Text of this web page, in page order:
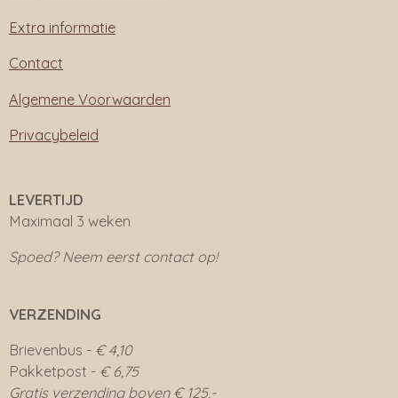
Extra informatie
Contact
Algemene Voorwaarden
Privacybeleid
LEVERTIJD
Maximaal 3 weken
Spoed? Neem eerst contact op!
VERZENDING
Brievenbus - € 4,10
Pakketpost - € 6,75
Gratis verzending boven € 125,-